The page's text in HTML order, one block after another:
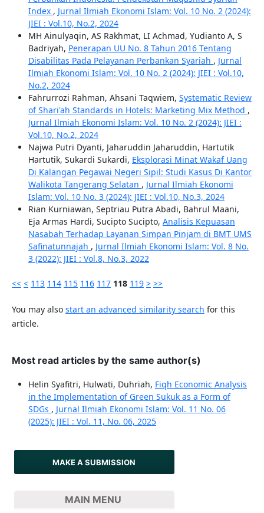
Index , Jurnal Ilmiah Ekonomi Islam: Vol. 10 No. 2 (2024):
JIEI : Vol.10, No.2, 2024
MH Ainulyaqin, AS Rakhmat, LI Achmad, Yudianto A, S
Badriyah, Penerapan UU No. 8 Tahun 2016 Tentang
Disabilitas Pada Pelayanan Perbankan Syariah , Jurnal
Ilmiah Ekonomi Islam: Vol. 10 No. 2 (2024): JIEI : Vol.10,
No.2, 2024
Fahrurrozi Rahman, Ahsani Taqwiem, Systematic Review
of Shari'ah Standards in Hotels: Marketing Mix Method ,
Jurnal Ilmiah Ekonomi Islam: Vol. 10 No. 2 (2024): JIEI :
Vol.10, No.2, 2024
Najwa Putri Dyanti, Jaharuddin Jaharuddin, Hartutik
Hartutik, Sukardi Sukardi, Eksplorasi Minat Wakaf Uang
Di Kalangan Pegawai Negeri Sipil: Studi Kasus Di Kantor
Walikota Tangerang Selatan , Jurnal Ilmiah Ekonomi
Islam: Vol. 10 No. 3 (2024): JIEI : Vol.10, No.3, 2024
Rian Kurniawan, Septriau Putra Abadi, Bahrul Maani,
Eja Armas Hardi, Sucipto Sucipto, Analisis Kepuasan
Nasabah Terhadap Layanan Simpan Pinjam di BMT UMS
Safinatunnajah , Jurnal Ilmiah Ekonomi Islam: Vol. 8 No.
3 (2022): JIEI : Vol.8, No.3, 2022
<< < 113 114 115 116 117 118 119 > >>
You may also start an advanced similarity search for this
article.
Most read articles by the same author(s)
Helin Syafitri, Hulwati, Duhriah, Fiqh Economic Analysis
in the Implementation of Green Sukuk as a Form of
SDGs , Jurnal Ilmiah Ekonomi Islam: Vol. 11 No. 06
(2025): JIEI : Vol. 11, No. 06, 2025
MAKE A SUBMISSION
MAIN MENU